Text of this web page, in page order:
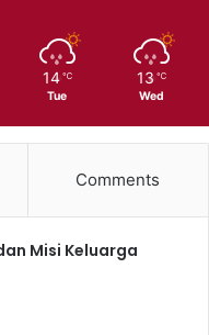
14 ℃
Tue
13 ℃
Wed
Comments
Misi Keluarga